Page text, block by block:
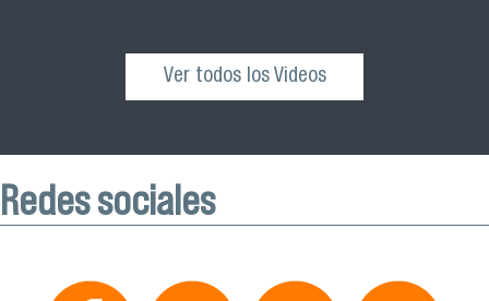
Ver todos los Videos
Redes sociales